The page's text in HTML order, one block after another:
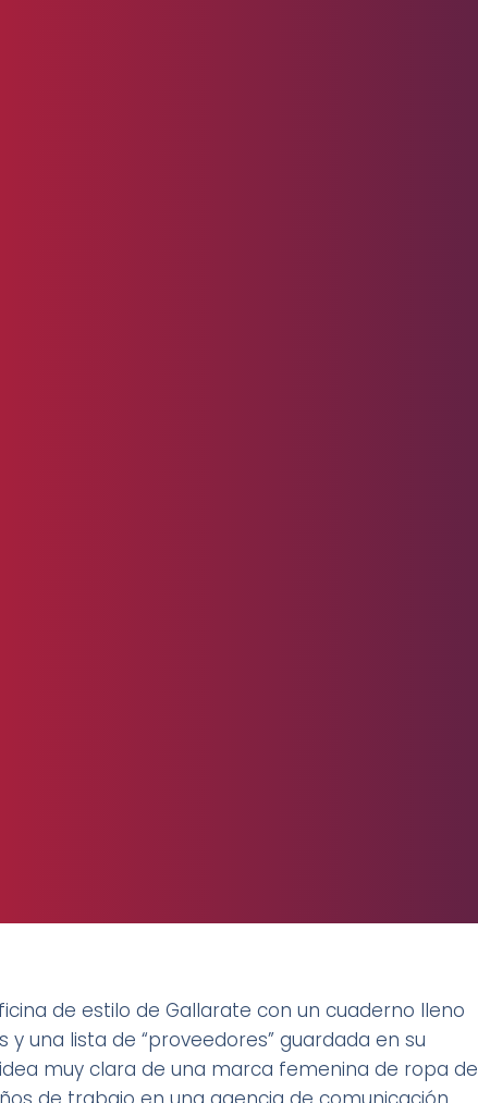
de estilo de Gallarate con un cuaderno lleno
una lista de “proveedores” guardada en su
muy clara de una marca femenina de ropa de